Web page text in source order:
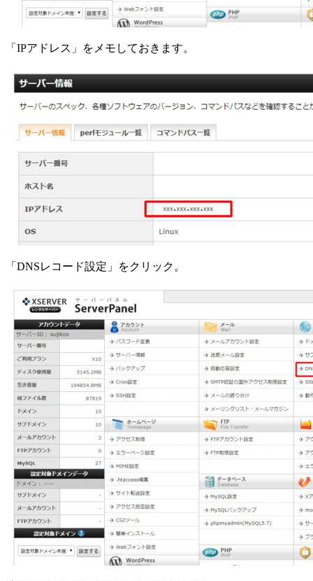
「IPアドレス」をメモしておきます。
「DNSレコード設定」をクリック。